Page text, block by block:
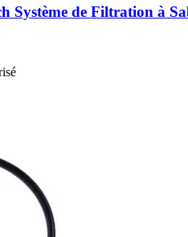
Système de Filtration à